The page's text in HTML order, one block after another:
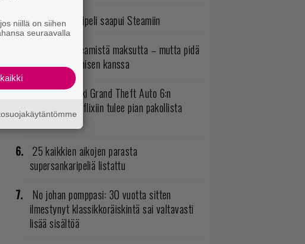
Ubisoftin hittipeli saapui Steamiin
Loistopeli Steamistä maksutta – mutta pidä
kiirettä lataamisen kanssa
Huomio, kaikki Grand Theft Auto 6:n
odottajat: Netflixiin tulee pian pakollista
nähtävää
25 kaikkien aikojen parasta
supersankaripeliä listattu
No johan pomppasi: 30 vuotta sitten
ilmestynyt klassikkoräiskintä sai valtavasti
lisää sisältöä
niillä on siihen
seuraavalla